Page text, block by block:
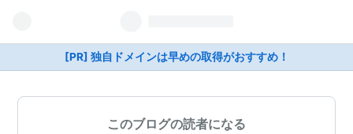
[PR] 独自ドメインは早めの取得がおすすめ！
このブログの読者になる